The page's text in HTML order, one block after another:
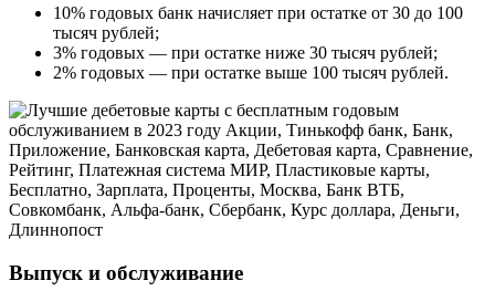
10% годовых банк начисляет при остатке от 30 до 100
тысяч рублей;
3% годовых — при остатке ниже 30 тысяч рублей;
2% годовых — при остатке выше 100 тысяч рублей.
Выпуск и обслуживание